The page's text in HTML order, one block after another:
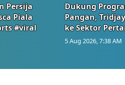
Persija
Piala
#viral
Dukung
Pangan,
ke Sektor
5 Aug 2026, 7:38 AM